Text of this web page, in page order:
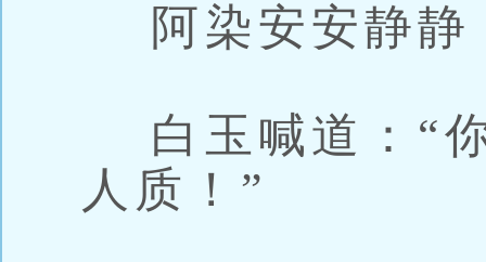
阿染安安静静
白玉喊道：“
人质！”